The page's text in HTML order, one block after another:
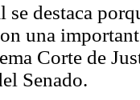
destaca
una
Corte de
Senado.